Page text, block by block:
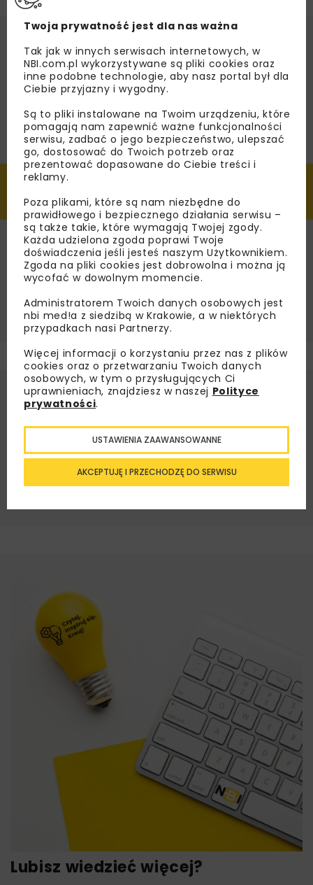
Informacje szczegółowe o
wydarzeniu
Termin: 25.11.2021 - 26.11.2021
Miejsce: Wrocław
Organizator: Katedra Dróg, Mostów, Kolei
i Lotnisk, Wydział Budownictwa Lądowego
i Wodnego Politechniki Wrocławskiej
Adres organizatora: Wybrzeże St.
Wyspiańskiego 27, 50-370 Wrocław
Tel.: +48 71 320 35 45, +48 609 609 973
E-mail: wdm@pwr.edu.pl
WWW: www.wdm.pwr.edu.pl
Źródło:Katedra Dróg, Mostów, Kolei i Lotnisk,
Wydział Budownictwa Lądowego i Wodnego
Politechniki Wrocławskiej
BUDOWNICTWO MOSTOWE
MOSTY
POLITECHNIKA WROCŁAWSKA
Lubisz wiedzieć więcej?
Twoja prywatność jest dla nas ważna
Tak jak w innych serwisach internetowych, w
NBI.com.pl wykorzystywane są pliki cookies oraz
inne podobne technologie, aby nasz portal był dla
Ciebie przyjazny i wygodny.
Są to pliki instalowane na Twoim urządzeniu, które
pomagają nam zapewnić ważne funkcjonalności
serwisu, zadbać o jego bezpieczeństwo, ulepszać
go, dostosować do Twoich potrzeb oraz
prezentować dopasowane do Ciebie treści i
reklamy.
Poza plikami, które są nam niezbędne do
prawidłowego i bezpiecznego działania serwisu –
są także takie, które wymagają Twojej zgody.
Każda udzielona zgoda poprawi Twoje
doświadczenia jeśli jesteś naszym Użytkownikiem.
Zgoda na pliki cookies jest dobrowolna i można ją
wycofać w dowolnym momencie.
Administratorem Twoich danych osobowych jest
nbi med!a z siedzibą w Krakowie, a w niektórych
przypadkach nasi Partnerzy.
Więcej informacji o korzystaniu przez nas z plików
cookies oraz o przetwarzaniu Twoich danych
osobowych, w tym o przysługujących Ci
uprawnieniach, znajdziesz w naszej Polityce
prywatności.
AKCEPTUJĘ I PRZECHODZĘ DO SERWISU
USTAWIENIA ZAAWANSOWANNE